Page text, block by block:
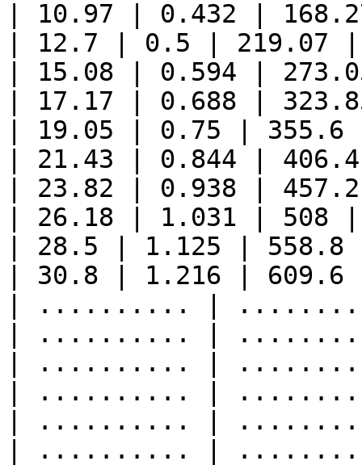
| 10.97 | 0.432 |
| 12.7 | 0.5 | 219.07
| 15.08 | 0.594 |
| 17.17 | 0.688 |
| 19.05 | 0.75 |
| 21.43 | 0.844 |
| 23.82 | 0.938 |
| 26.18 | 1.031 | 508
| 28.5 | 1.125 |
| 30.8 | 1.216 |
| .......... | ..........
| .......... | ..........
| .......... | ..........
| .......... | ..........
| .......... | ..........
| .......... | ..........